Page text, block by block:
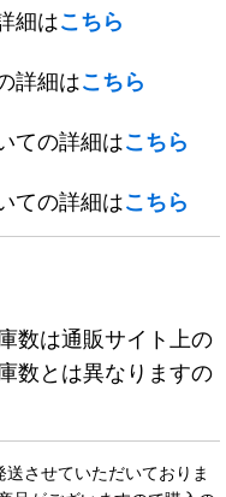
細はこちら
詳細はこちら
ての詳細はこちら
ての詳細はこちら
数は通販サイト上の
数とは異なりますの
させていただいておりま